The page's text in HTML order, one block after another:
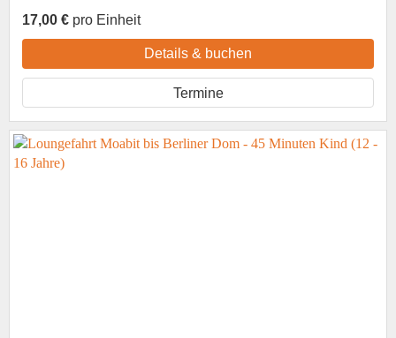
17,00 € pro Einheit
Details & buchen
Termine